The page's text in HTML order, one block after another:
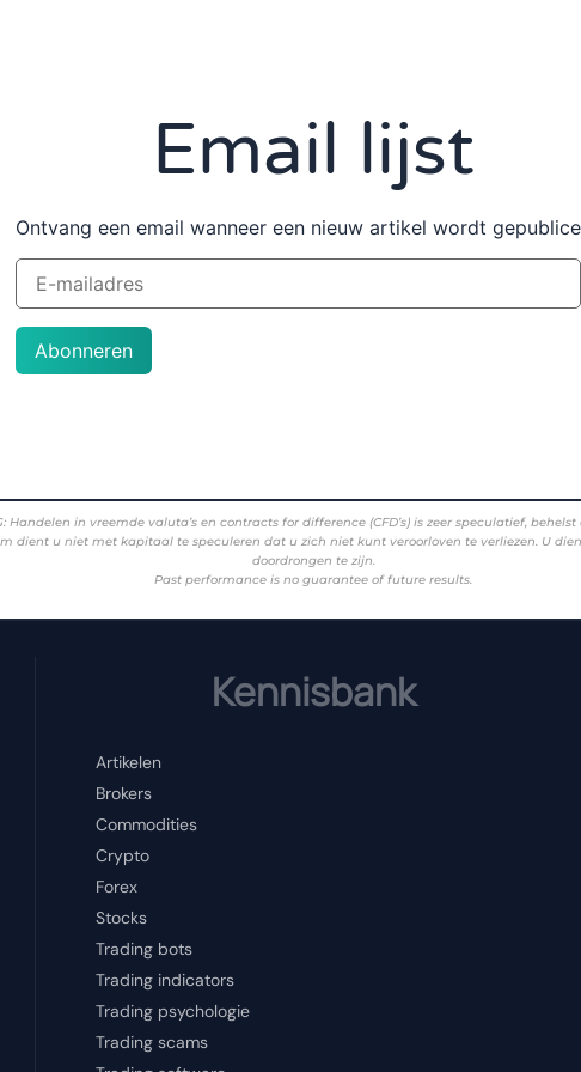
Email lijst
Ontvang een email wanneer een nieuw artikel wordt
Abonneren
Handelen in vreemde valuta’s en contracts for difference (CFD’s) is zeer speculatief,
dient u niet met kapitaal te speculeren dat u zich niet kunt veroorloven te verliezen. U
doordrongen te zijn.
Past performance is no guarantee of future results.
Kennisbank
Artikelen
Brokers
Commodities
Crypto
Forex
Stocks
Trading bots
Trading indicators
Trading psychologie
Trading scams